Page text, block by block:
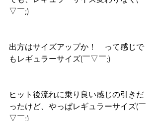
▽￣;)
出方はサイズアップか！　って感じで
もレギュラーサイズ(￣▽￣;)
ヒット後流れに乗り良い感じの引きだ
ったけど、やっぱレギュラーサイズ(￣
▽￣;)